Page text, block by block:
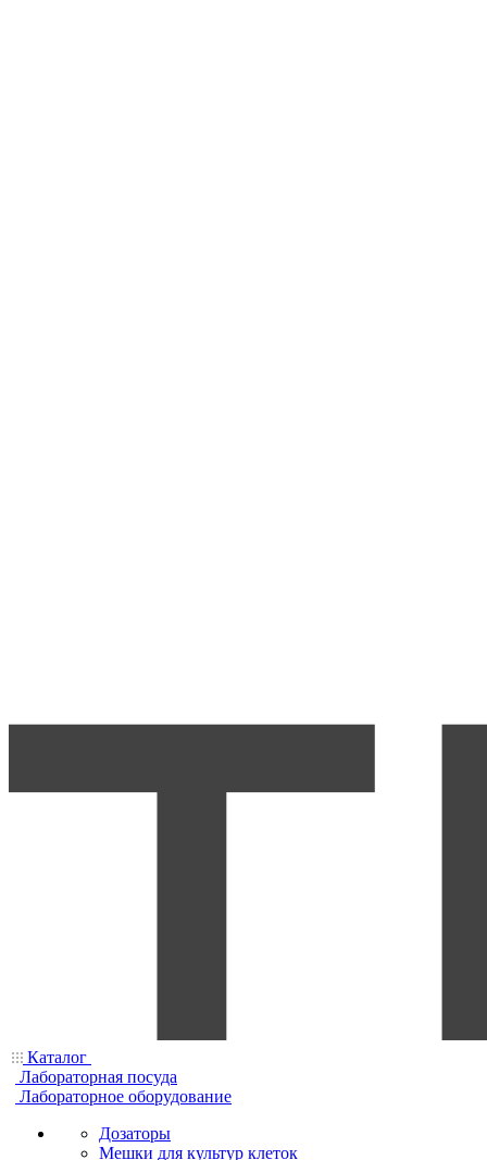
Каталог
Лабораторная посуда
Лабораторное оборудование
Дозаторы
Мешки для культур клеток